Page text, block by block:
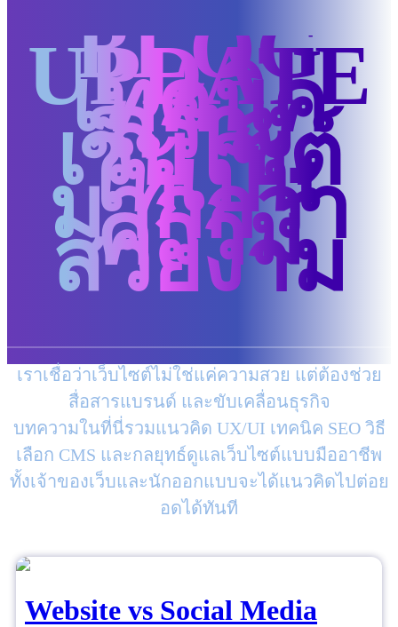
BLOG
UPDATE
เทคนิค
สร้าง
เว็บไซต์
ให้เป็น
มากกว่า
ความ
สวยงาม
เราเชื่อว่าเว็บไซต์ไม่ใช่แค่ความสวย แต่ต้องช่วย
สื่อสารแบรนด์ และขับเคลื่อนธุรกิจ
บทความในที่นี่รวมแนวคิด UX/UI เทคนิค SEO วิธี
เลือก CMS และกลยุทธ์ดูแลเว็บไซต์แบบมืออาชีพ
ทั้งเจ้าของเว็บและนักออกแบบจะได้แนวคิดไปต่อย
อดได้ทันที
Website vs Social Media